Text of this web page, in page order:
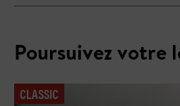
Poursuivez votre
CLASSIC